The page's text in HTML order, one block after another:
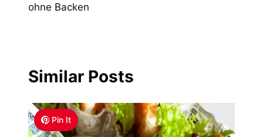
ohne Backen
Similar Posts
Pin It